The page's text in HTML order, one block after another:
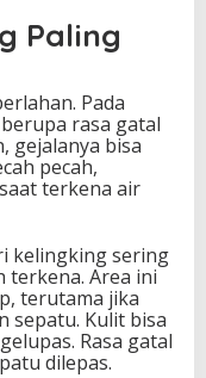
Paling
Pada
rasa gatal
gejalanya bisa
pecah,
terkena air
kelingking sering
terkena. Area ini
terutama jika
sepatu. Kulit bisa
Rasa gatal
dilepas.